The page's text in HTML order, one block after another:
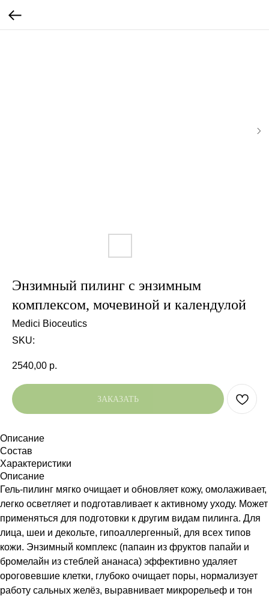
Энзимный пилинг с энзимным
комплексом, мочевиной и календулой
Medici Bioceutics
SKU:
2540,00 р.
ЗАКАЗАТЬ
Описание
Состав
Характеристики
Описание
Гель-пилинг мягко очищает и обновляет кожу, омолаживает,
легко осветляет и подготавливает к активному уходу. Может
применяться для подготовки к другим видам пилинга. Для
лица, шеи и декольте, гипоаллергенный, для всех типов
кожи. Энзимный комплекс (папаин из фруктов папайи и
бромелайн из стеблей ананаса) эффективно удаляет
ороговевшие клетки, глубоко очищает поры, нормализует
работу сальных желёз, выравнивает микрорельеф и тон